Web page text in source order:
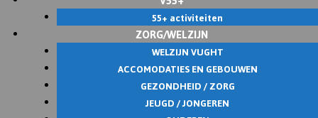
55+ activiteiten
ZORG/WELZIJN
WELZIJN VUGHT
ACCOMODATIES EN GEBOUWEN
GEZONDHEID / ZORG
JEUGD / JONGEREN